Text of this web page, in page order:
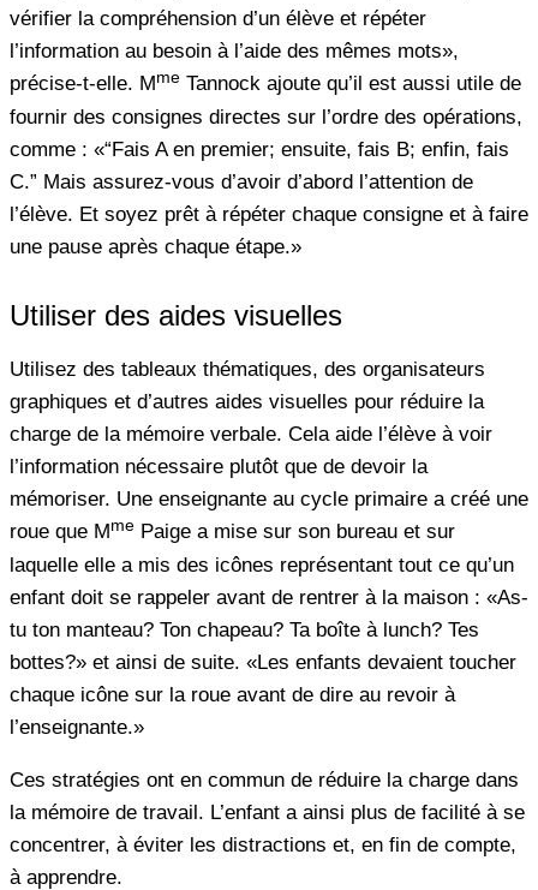
vérifier la compréhension d’un élève et répéter
l’information au besoin à l’aide des mêmes mots»,
précise-t-elle. Mme Tannock ajoute qu’il est aussi utile de
fournir des consignes directes sur l’ordre des opérations,
comme : «“Fais A en premier; ensuite, fais B; enfin, fais
C.” Mais assurez-vous d’avoir d’abord l’attention de
l’élève. Et soyez prêt à répéter chaque consigne et à faire
une pause après chaque étape.»
Utiliser des aides visuelles
Utilisez des tableaux thématiques, des organisateurs
graphiques et d’autres aides visuelles pour réduire la
charge de la mémoire verbale. Cela aide l’élève à voir
l’information nécessaire plutôt que de devoir la
mémoriser. Une enseignante au cycle primaire a créé une
roue que Mme Paige a mise sur son bureau et sur
laquelle elle a mis des icônes représentant tout ce qu’un
enfant doit se rappeler avant de rentrer à la maison : «As-
tu ton manteau? Ton chapeau? Ta boîte à lunch? Tes
bottes?» et ainsi de suite. «Les enfants devaient toucher
chaque icône sur la roue avant de dire au revoir à
l’enseignante.»
Ces stratégies ont en commun de réduire la charge dans
la mémoire de travail. L’enfant a ainsi plus de facilité à se
concentrer, à éviter les distractions et, en fin de compte,
à apprendre.